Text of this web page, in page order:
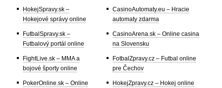
HokejSpravy.sk –
Hokejové správy online
FutbalSpravy.sk –
Futbalový portál online
FightLive.sk – MMA a
bojové športy online
PokerOnline.sk – Online
CasinoAutomaty.eu – Hracie
automaty zdarma
CasinoArena.sk – Online casina
na Slovensku
FotbalZpravy.cz – Futbal online
pre Čechov
HokejZpravy.cz – Hokej online